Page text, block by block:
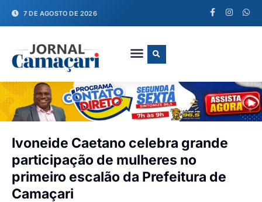
7 DE AGOSTO DE 2026
Ivoneide Caetano celebra grande
participação de mulheres no
primeiro escalão da Prefeitura de
Camaçari